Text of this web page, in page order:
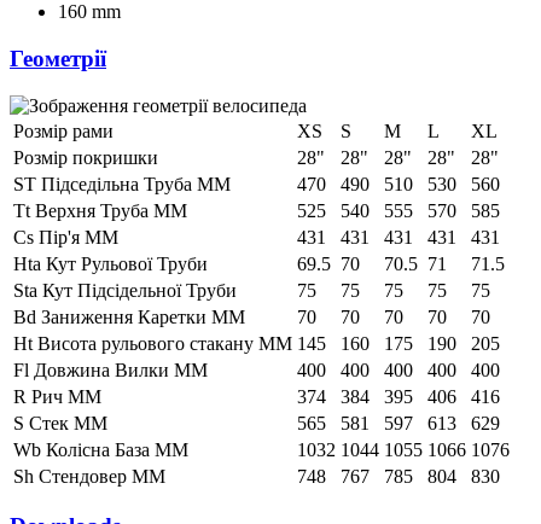
160 mm
Геометрії
Розмір рами XS S M L
XL
Розмір покришки
28" 28" 28" 28"
28"
ST Підседільна Труба ММ
470 490 510 530
560
Tt Верхня Труба ММ
525 540 555 570
585
Cs Пір'я ММ
431 431 431 431
431
Hta Кут Рульової Труби
69.5 70 70.5 71
71.5
Sta Кут Підсідельної Труби
75 75 75 75
75
Bd Заниження Каретки ММ
70 70 70 70
70
Ht Висота рульового стакану ММ 145 160 175 190
205
Fl Довжина Вилки ММ
400 400 400 400
400
R Рич ММ
374 384 395 406
416
S Стек ММ
565 581 597 613
629
Wb Колісна База ММ
1032 1044 1055 1066 1076
Sh Стендовер ММ
748 767 785 804 830